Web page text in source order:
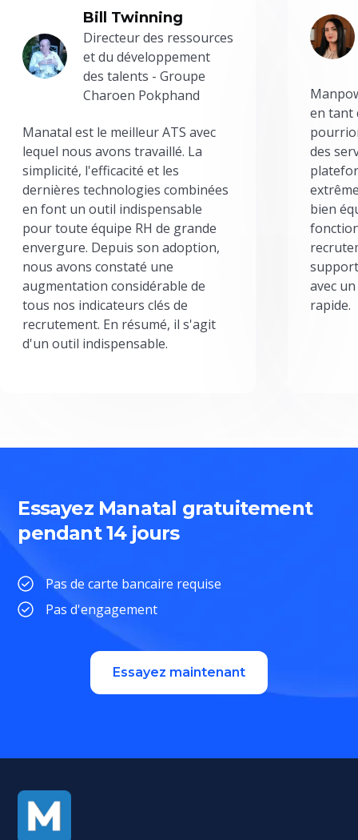
Bill Twinning
Directeur des ressources
et du développement
des talents - Groupe
Charoen Pokphand
Manatal est le meilleur ATS avec
lequel nous avons travaillé. La
simplicité, l'efficacité et les
dernières technologies combinées
en font un outil indispensable
pour toute équipe RH de grande
envergure. Depuis son adoption,
nous avons constaté une
augmentation considérable de
tous nos indicateurs clés de
recrutement. En résumé, il s'agit
d'un outil indispensable.
en tant
des
bien
avec
rapide.
Essayez Manatal gratuitement
pendant 14 jours
Pas de carte bancaire requise
Pas d'engagement
Essayez maintenant